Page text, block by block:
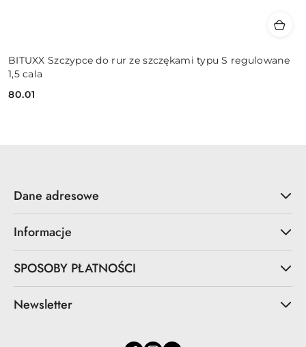
BITUXX Szczypce do rur ze szczękami typu S regulowane
1,5 cala
Cena:
80.01
Dane adresowe
Informacje
SPOSOBY PŁATNOŚCI
Newsletter